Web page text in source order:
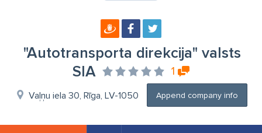
"Autotransporta direkcija" valsts
SIA
1
Vaļņu iela 30, Rīga, LV-1050 Append company info